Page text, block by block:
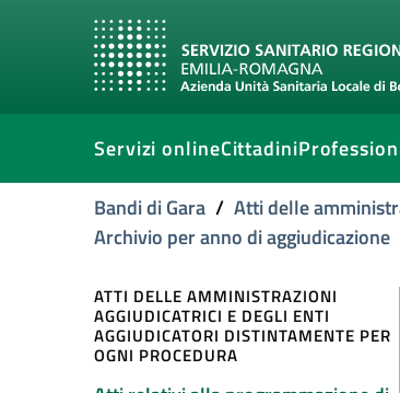
Servizi onlineCittadini
Bandi di Gara / Atti delle
Archivio per anno di aggiudicazione
ATTI DELLE AMMINISTRAZIONI
AGGIUDICATRICI E DEGLI ENTI
AGGIUDICATORI DISTINTAMENTE PER
OGNI PROCEDURA